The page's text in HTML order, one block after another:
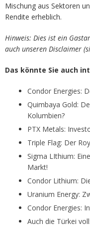
Mischung aus Sektoren
Rendite erheblich.
Hinweis: Dies ist ein
auch unseren Disclaimer
Das könnte Sie auch
Condor Energies:
Quimbaya Gold:
Kolumbien?
PTX Metals:
Triple Flag: Der
Sigma LIthium:
Markt!
Condor Lithium:
Uranium Energy:
Condor Energies:
Auch die Türkei